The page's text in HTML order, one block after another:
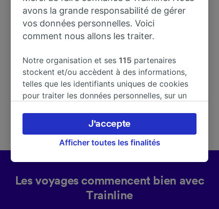
Adresse
Italy
Les voyages commencent bien avec
Trainline
avons la grande responsabilité de gérer
vos données personnelles. Voici
comment nous allons les traiter.
Notre organisation et ses115 partenaires
stockent et/ou accèdent à des informations,
telles que les identifiants uniques de cookies
pour traiter les données personnelles, sur un
préférences, notamment en exerçant votre
droit d’opposition à l’intérêt légitime, en
cliquant ci-dessous ou à tout moment sur la
et n’affecteront pas les données de navigation.
Vos données ne seront pas utilisées à des fins
de traçage si vous nous avez demandé de ne
Afficher toutes les finalités
J'accepte